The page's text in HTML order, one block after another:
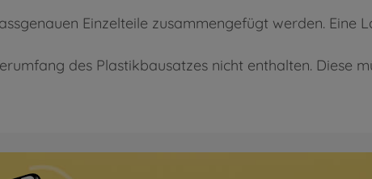
Einzelteile zusammengefügt werden. Eine
des Plastikbausatzes nicht enthalten. Diese